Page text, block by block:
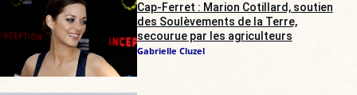
Cap-Ferret : Marion Cotillard, soutien
des Soulèvements de la Terre,
secourue par les agriculteurs
Gabrielle Cluzel